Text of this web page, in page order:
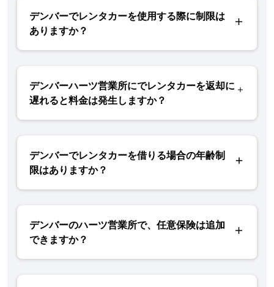
デンバーでレンタカーを使用する際に制限は
ありますか？
デンバーハーツ営業所にでレンタカーを返却に
遅れると料金は発生しますか？
デンバーでレンタカーを借りる場合の年齢制
限はありますか？
デンバーのハーツ営業所で、任意保険は追加
できますか？